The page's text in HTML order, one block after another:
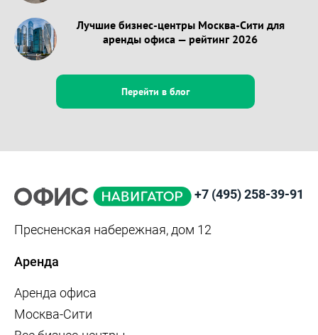
Лучшие бизнес-центры Москва-Сити для
аренды офиса — рейтинг 2026
Перейти в блог
+7 (495) 258-39-91
Пресненская набережная, дом 12
Аренда
Аренда офиса
Москва-Сити